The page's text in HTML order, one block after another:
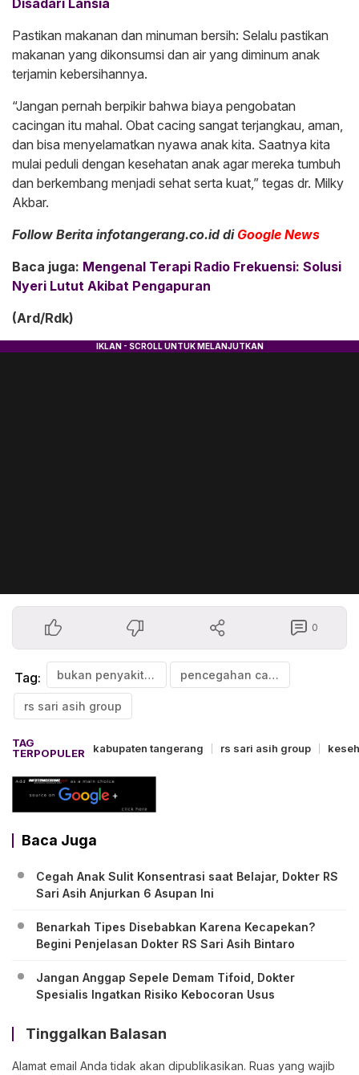
Disadari Lansia
Pastikan makanan dan minuman bersih: Selalu pastikan
makanan yang dikonsumsi dan air yang diminum anak
terjamin kebersihannya.
“Jangan pernah berpikir bahwa biaya pengobatan
cacingan itu mahal. Obat cacing sangat terjangkau, aman,
dan bisa menyelamatkan nyawa anak kita. Saatnya kita
mulai peduli dengan kesehatan anak agar mereka tumbuh
dan berkembang menjadi sehat serta kuat,” tegas dr. Milky
Akbar.
Follow Berita infotangerang.co.id diGoogle News
Baca juga: Mengenal Terapi Radio Frekuensi: Solusi
Nyeri Lutut Akibat Pengapuran
(Ard/Rdk)
0
Tag: bukan penyakit sepele pencegahan cacingan
rs sari asih group
TAG
TERPOPULER
kabupaten tangerang rs sari asih group
Baca Juga
Cegah Anak Sulit Konsentrasi saat Belajar, Dokter RS
Sari Asih Anjurkan 6 Asupan Ini
Benarkah Tipes Disebabkan Karena Kecapekan?
Begini Penjelasan Dokter RS Sari Asih Bintaro
Jangan Anggap Sepele Demam Tifoid, Dokter
Spesialis Ingatkan Risiko Kebocoran Usus
Tinggalkan Balasan
Alamat email Anda tidak akan dipublikasikan. Ruas yang wajib